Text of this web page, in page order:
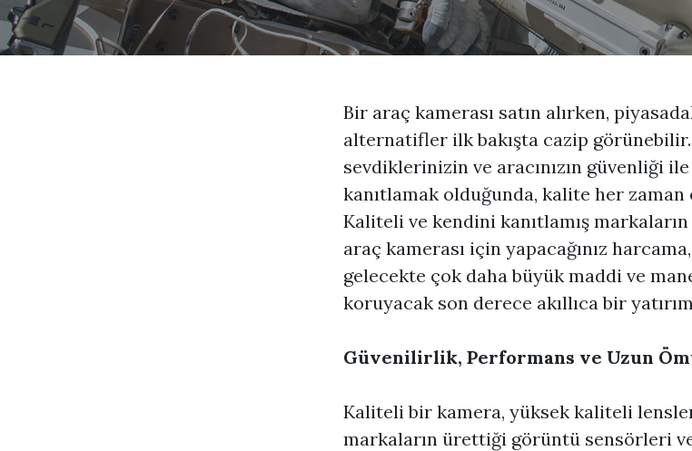
Bir araç kamerası satın alırken,
alternatifler ilk bakışta cazip
sevdiklerinizin ve aracınızın güvenliği
kanıtlamak olduğunda, kalite her zaman
Kaliteli ve kendini kanıtlamış
araç kamerasıiçin yapacağınız
gelecekte çok daha büyük maddi ve
koruyacak son derece akıllıca bir
Güvenilirlik, Performans ve Uzun
Kaliteli bir kamera, yüksek kaliteli
markaların ürettiği görüntü sensörleri